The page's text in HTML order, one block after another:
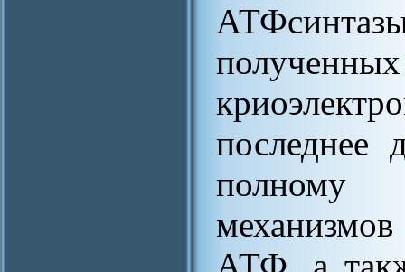
последнее
полному